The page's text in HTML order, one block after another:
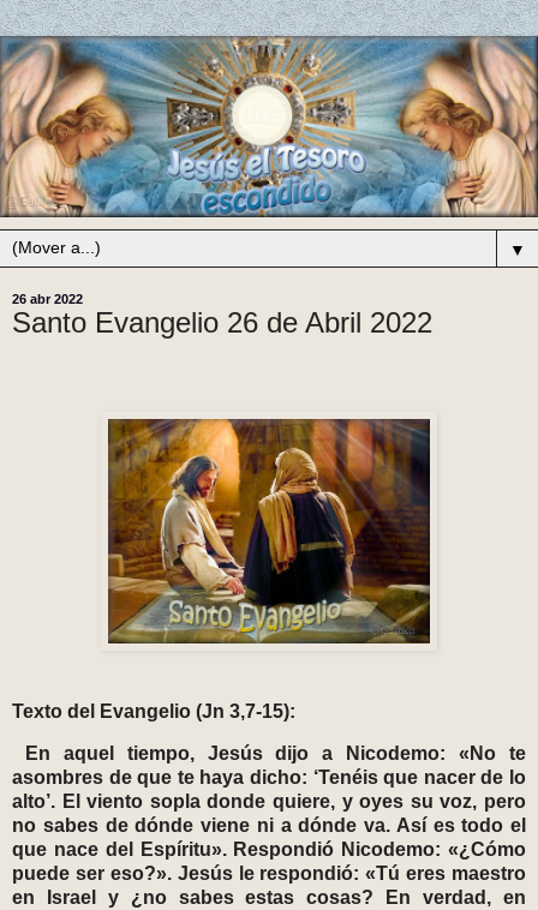
▼
26 abr 2022
Santo Evangelio 26 de Abril 2022
Texto del Evangelio (Jn 3,7-15):
En aquel tiempo, Jesús dijo a Nicodemo: «No te
asombres de que te haya dicho: ‘Tenéis que nacer de lo
alto’. El viento sopla donde quiere, y oyes su voz, pero
no sabes de dónde viene ni a dónde va. Así es todo el
que nace del Espíritu». Respondió Nicodemo: «¿Cómo
puede ser eso?». Jesús le respondió: «Tú eres maestro
en Israel y ¿no sabes estas cosas? En verdad, en